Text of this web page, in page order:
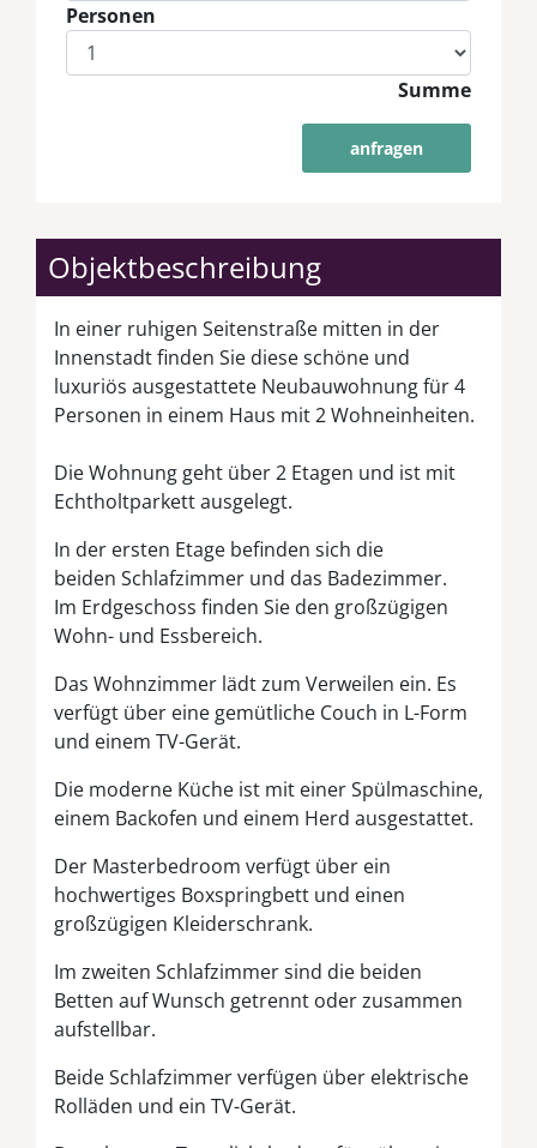
Personen
Summe
anfragen
Objektbeschreibung
In einer ruhigen Seitenstraße mitten in der
Innenstadt finden Sie diese schöne und
luxuriös ausgestattete Neubauwohnung für 4
Personen in einem Haus mit 2 Wohneinheiten.
Die Wohnung geht über 2 Etagen und ist mit
Echtholtparkett ausgelegt.
In der ersten Etage befinden sich die
beiden Schlafzimmer und das Badezimmer.
Im Erdgeschoss finden Sie den großzügigen
Wohn- und Essbereich.
Das Wohnzimmer lädt zum Verweilen ein. Es
verfügt über eine gemütliche Couch in L-Form
und einem TV-Gerät.
Die moderne Küche ist mit einer Spülmaschine,
einem Backofen und einem Herd ausgestattet.
Der Masterbedroom verfügt über ein
hochwertiges Boxspringbett und einen
großzügigen Kleiderschrank.
Im zweiten Schlafzimmer sind die beiden
Betten auf Wunsch getrennt oder zusammen
aufstellbar.
Beide Schlafzimmer verfügen über elektrische
Rolläden und ein TV-Gerät.